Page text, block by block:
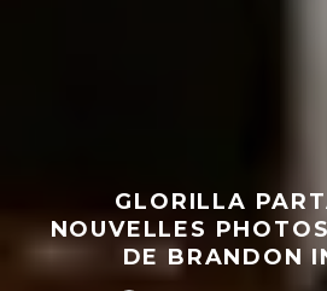
GLORILLA
NOUVELLES
DE BRANDON